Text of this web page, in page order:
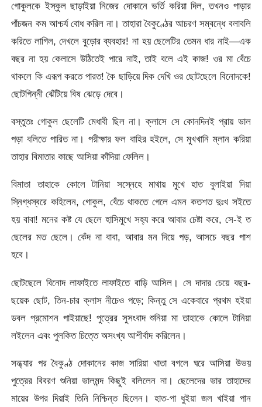
গোকুলকে ইস্কুল ছাড়াইয়া নিজের দোকানে ভর্তি করিয়া দিল, তখনও পাড়ার
পাঁচজন কম আশ্চর্য বোধ করিল না। তাহারা বৈকুণ্ঠের আচরণ সম্বন্ধে বলাবলি
করিতে লাগিল, দেখলে বুড়োর ব্যবহার! না হয় ছেলেটির তেমন ধার নাই—এক
বছর না হয় কেলাসে উঠিতেই পারে নাই, তাই বলে এই কাজ! ওর মা বেঁচে
থাকলে কি এরূপ করতে পারত! কৈ ছাড়িয়ে দিক দেখি ওর ছোটছেলে বিনোদকে!
ছোটগিন্নী ঝেঁটিয়ে বিষ ঝেড়ে দেবে।
বস্তুতঃ গোকুল ছেলেটি মেধাবী ছিল না। ক্লাসে সে কোনদিনই প্রায় ভাল
পড়া বলিতে পারিত না। পরীক্ষার ফল বাহির হইলে, সে মুখখানি ম্লান করিয়া
তাহার বিমাতার কাছে আসিয়া কাঁদিয়া ফেলিল।
বিমাতা তাহাকে কোলে টানিয়া সস্নেহে মাথায় মুখে হাত বুলাইয়া দিয়া
স্নিগ্ধস্বরে কহিলেন, গোকুল, বেঁচে থাকতে গেলে এমন কতশত দুঃখ সইতে
হয় বাবা! মনের কষ্ট যে ছেলে হাসিমুখে সহ্য করে আবার চেষ্টা করে, সে-ই ত
ছেলের মত ছেলে। কেঁদ না বাবা, আবার মন দিয়ে পড়, আসচে বছর পাশ
হবে।
ছোটছেলে বিনোদ লাফাইতে লাফাইতে বাড়ি আসিল। সে দাদার চেয়ে বছর-
ছয়েক ছোট, তিন-চার ক্লাস নীচেও পড়ে; কিন্তু সে একেবারে প্রথম হইয়া
ডবল প্রমোশন পাইয়াছে! পুত্রের সুসংবাদ শুনিয়া মা তাহাকে কোলে টানিয়া
লইলেন এবং পুলকিত চিত্তে অসংখ্য আশীর্বাদ করিলেন।
সন্ধ্যার পর বৈকুণ্ঠ দোকানের কাজ সারিয়া খাতা বগলে ঘরে আসিয়া উভয়
পুত্রের বিবরণ শুনিয়া ভালমন্দ কিছুই বলিলেন না। ছেলেদের ভার তাহাদের
মায়ের উপর দিয়াই তিনি নিশ্চিন্ত ছিলেন। হাত-পা ধুইয়া জল খাইয়া পান